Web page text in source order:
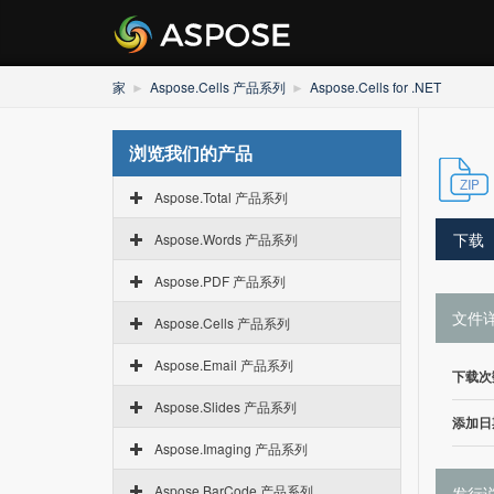
家 Aspose.Cells 产品系列 Aspose.Cells for .NET
浏览我们的产品
Aspose.Total 产品系列
Aspose.Words 产品系列
Aspose.PDF 产品系列
Aspose.Cells 产品系列
Aspose.Email 产品系列
Aspose.Slides 产品系列
Aspose.Imaging 产品系列
Aspose.BarCode 产品系列
下载
文件
下载
添加